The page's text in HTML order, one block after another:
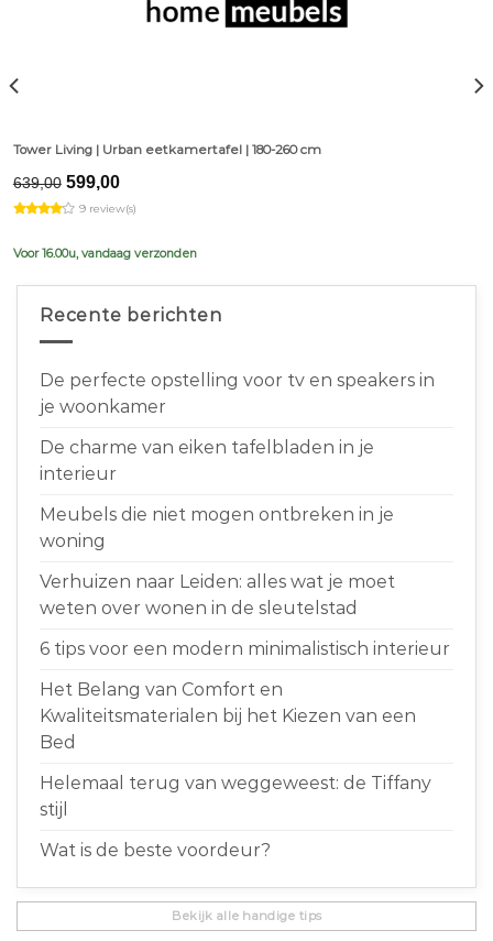
Tower Living | Urban eetkamertafel | 180-260 cm
639,00 Original
price
was:
599,00Current
is:
9 review(s)
Voor 16.00u, vandaag verzonden
Recente berichten
De perfecte opstelling voor tv en speakers in
je woonkamer
De charme van eiken tafelbladen in je
interieur
Meubels die niet mogen ontbreken in je
woning
Verhuizen naar Leiden: alles wat je moet
weten over wonen in de sleutelstad
6 tips voor een modern minimalistisch interieur
Het Belang van Comfort en
Kwaliteitsmaterialen bij het Kiezen van een
Bed
Helemaal terug van weggeweest: de Tiffany
stijl
Wat is de beste voordeur?
Bekijk alle handige tips